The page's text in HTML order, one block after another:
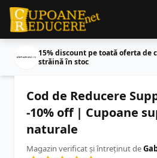
15% discount pe toată oferta de
străină în stoc
Cod de Reducere
-10% off | Cupoane
naturale
Magazin verificat și întreținut de